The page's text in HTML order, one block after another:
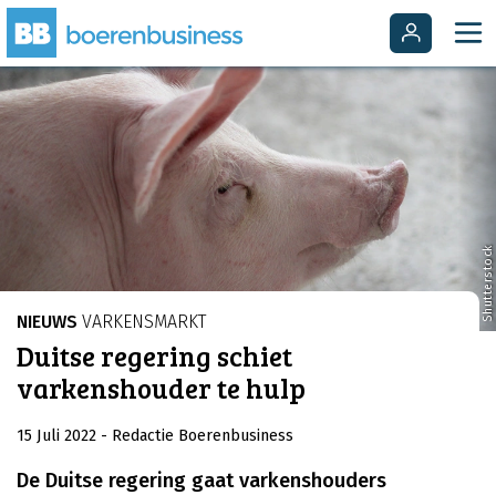
Shutterstock
NIEUWS VARKENSMARKT
Duitse regering schiet
varkenshouder te hulp
15 Juli 2022 - Redactie Boerenbusiness
De Duitse regering gaat varkenshouders